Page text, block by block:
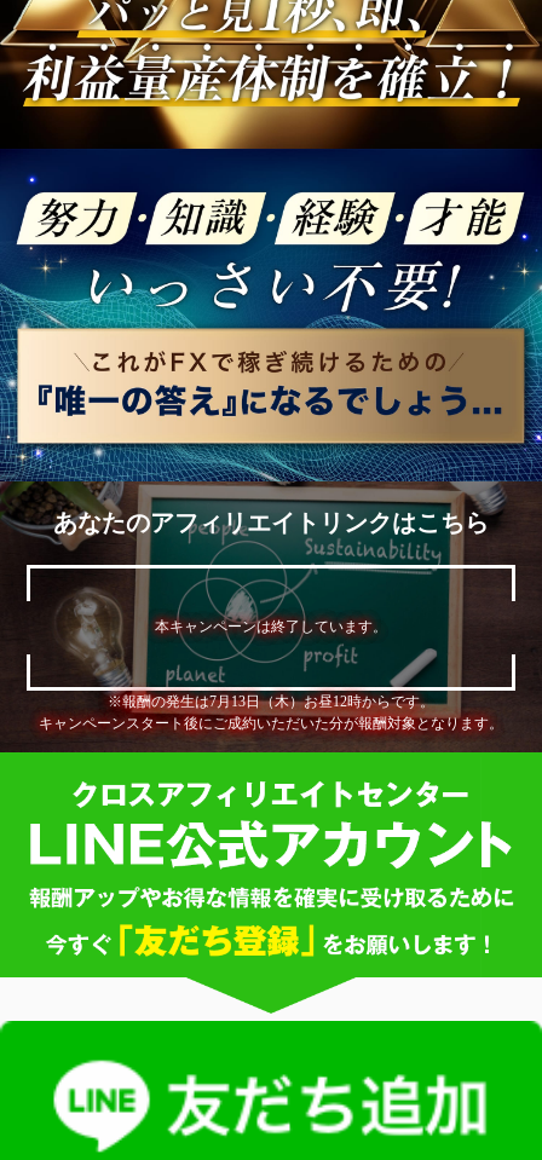
あなたのアフィリエイトリンクはこちら
本キャンペーンは終了しています。
※報酬の発生は7月13日（木）お昼12時からです。
キャンペーンスタート後にご成約いただいた分が報酬対象となります。